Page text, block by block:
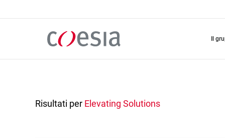
il
Risultati per Elevating Solutions